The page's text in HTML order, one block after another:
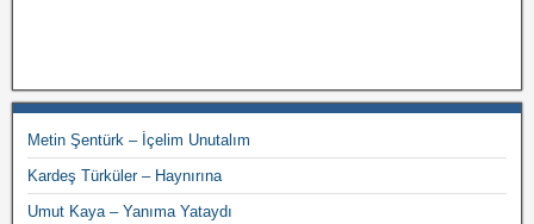
Metin Şentürk – İçelim Unutalım
Kardeş Türküler – Haynırına
Umut Kaya – Yanıma Yataydı